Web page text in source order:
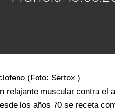
(Foto: Sertox )
relajante muscular contra el
los años 70 se receta